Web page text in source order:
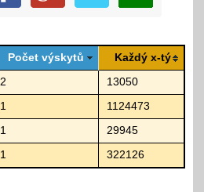
Počet výskytů Každý x-tý
2 13050
1 1124473
1 29945
1 322126